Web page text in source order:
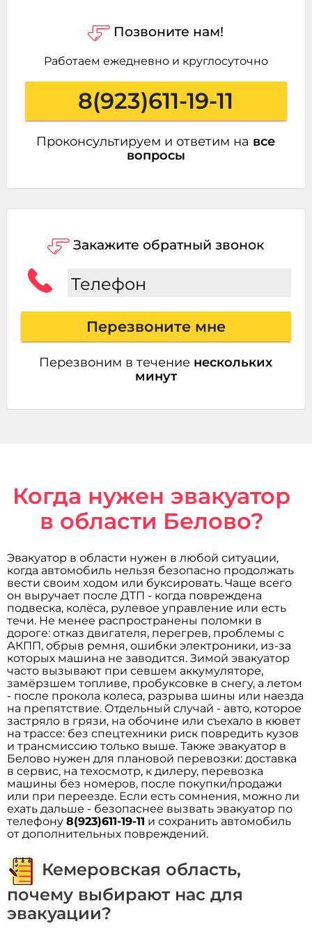
Позвоните нам!
Работаем ежедневно и круглосуточно
8(923)611-19-11
Проконсультируем и ответим на все
вопросы
Закажите обратный звонок
Телефон
Перезвоните мне
Перезвоним в течение нескольких
минут
Когда нужен эвакуатор
в области Белово?
Эвакуатор в области нужен в любой ситуации,
когда автомобиль нельзя безопасно продолжать
вести своим ходом или буксировать. Чаще всего
он выручает после ДТП - когда повреждена
подвеска, колёса, рулевое управление или есть
течи. Не менее распространены поломки в
дороге: отказ двигателя, перегрев, проблемы с
АКПП, обрыв ремня, ошибки электроники, из-за
которых машина не заводится. Зимой эвакуатор
часто вызывают при севшем аккумуляторе,
замёрзшем топливе, пробуксовке в снегу, а летом
- после прокола колеса, разрыва шины или наезда
на препятствие. Отдельный случай - авто, которое
застряло в грязи, на обочине или съехало в кювет
на трассе: без спецтехники риск повредить кузов
и трансмиссию только выше. Также эвакуатор в
Белово нужен для плановой перевозки: доставка
в сервис, на техосмотр, к дилеру, перевозка
машины без номеров, после покупки/продажи
или при переезде. Если есть сомнения, можно ли
ехать дальше - безопаснее вызвать эвакуатор по
телефону8(923)611-19-11 и сохранить автомобиль
от дополнительных повреждений.
Кемеровская область,
почему выбирают нас для
эвакуации?